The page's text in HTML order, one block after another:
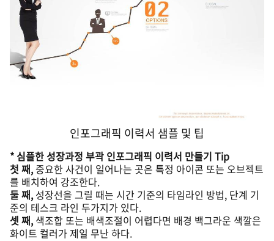
인포그래픽 이력서 샘플 및 팁
* 심플한 성장과정 부곽 인포그래픽 이력서 만들기 Tip
첫 째,중요한 사건이 일어나는 곳은 특정 아이콘 또는 오브젝트
를 배치하여 강조한다.
둘 째, 성장선을 그릴 때는 시간 기준의 타임라인 방법, 단계 기
준의 테스크 라인 두가지가 있다.
셋 째, 색조합 또는 배색조절이 어렵다면 배경 백그라운 색깔은
화이트 컬러가 제일 무난 하다.